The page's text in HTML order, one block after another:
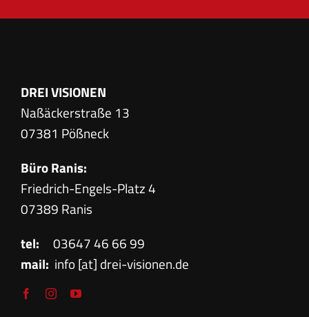
DREI VISIONEN
Naßäckerstraße 13
07381 Pößneck
Büro Ranis:
Friedrich-Engels-Platz 4
07389 Ranis
tel: 03647 46 66 99
mail: info [at] drei-visionen.de